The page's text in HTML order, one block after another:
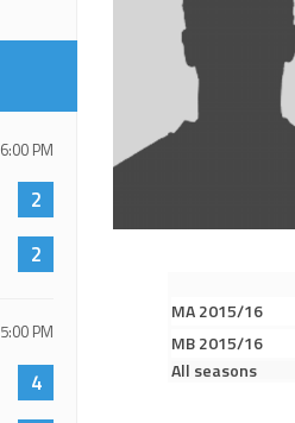
MA 2015/16
MB 2015/16
All seasons
PM
2
2
PM
4